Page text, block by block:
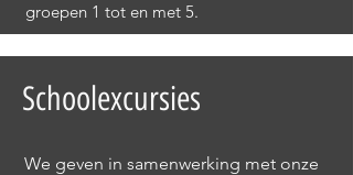
groepen 1 tot en met 5.
Schoolexcursies
We geven in samenwerking met onze